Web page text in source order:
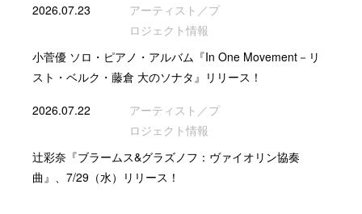
2026.07.23
アーティスト／プ
ロジェクト情報
小菅優 ソロ・ピアノ・アルバム『In One Movement－リ
スト・ベルク・藤倉 大のソナタ』リリース！
2026.07.22
アーティスト／プ
ロジェクト情報
辻彩奈『ブラームス&グラズノフ：ヴァイオリン協奏
曲』、7/29（水）リリース！